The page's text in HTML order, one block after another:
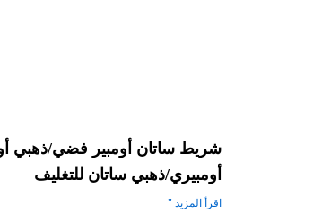
شريط ساتان أومبير فضي/ذهبي
أومبيري/ذهبي ساتان للتغليف
اقرأ المزيد "